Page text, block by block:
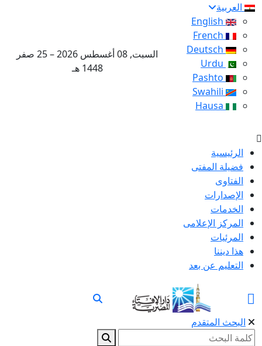
العربية
السبت, 08 أغسطس 2026 – 25 صفر
1448 هـ
الرئيسية
فضيلة المفتى
الفتاوى
الإصدارات
الخدمات
المركز الإعلامى
المرئيات
هذا ديننا
التعليم عن بعد
البحث المتقدم